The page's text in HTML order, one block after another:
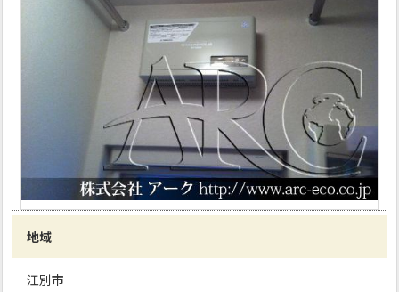
地域
江別市